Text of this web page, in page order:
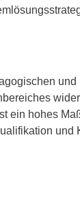
ein hohes
und